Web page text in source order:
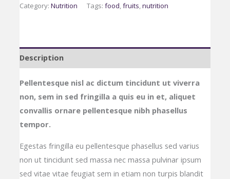
Category: Nutrition Tags: food,fruits,nutrition
Description
Pellentesque nisl ac dictum tincidunt ut viverra
non, sem in sed fringilla a quis eu in et, aliquet
convallis ornare pellentesque nibh phasellus
tempor.
Egestas fringilla eu pellentesque phasellus sed varius
non ut tincidunt sed massa nec massa pulvinar ipsum
sed vitae vitae feugiat sem in etiam non turpis blandit